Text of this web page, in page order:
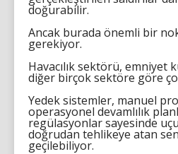
doğurabilir.
Ancak burada önemli bir
gerekiyor.
Havacılık sektörü, emniyet
diğer birçok sektöre göre
Yedek sistemler, manuel
operasyonel devamlılık
regülasyonlar sayesinde
doğrudan tehlikeye atan
geçilebiliyor.